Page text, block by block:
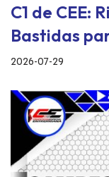
C1 de CEE:
Bastidas
2026-07-29